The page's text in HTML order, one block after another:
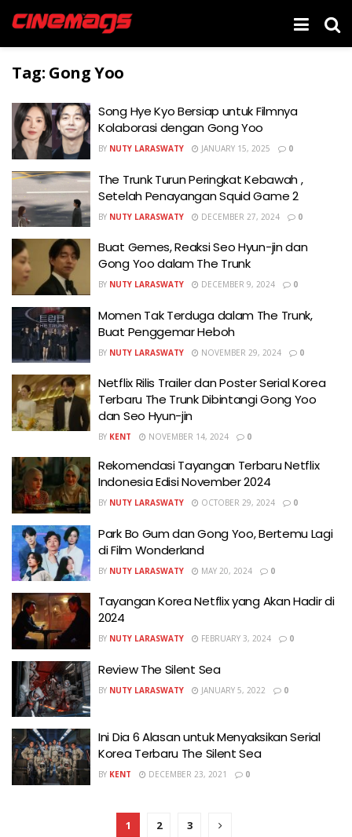
Tag: Gong Yoo
Song Hye Kyo Bersiap untuk Filmnya
Kolaborasi dengan Gong Yoo
BY NUTY LARASWATY JANUARY 15, 2025 0
The Trunk Turun Peringkat Kebawah ,
Setelah Penayangan Squid Game 2
BY NUTY LARASWATY DECEMBER 27, 2024 0
Buat Gemes, Reaksi Seo Hyun-jin dan
Gong Yoo dalam The Trunk
BY NUTY LARASWATY DECEMBER 9, 2024 0
Momen Tak Terduga dalam The Trunk,
Buat Penggemar Heboh
BY NUTY LARASWATY NOVEMBER 29, 2024 0
Netflix Rilis Trailer dan Poster Serial Korea
Terbaru The Trunk Dibintangi Gong Yoo
dan Seo Hyun-jin
BY KENT NOVEMBER 14, 2024 0
Rekomendasi Tayangan Terbaru Netflix
Indonesia Edisi November 2024
BY NUTY LARASWATY OCTOBER 29, 2024 0
Park Bo Gum dan Gong Yoo, Bertemu Lagi
di Film Wonderland
BY NUTY LARASWATY MAY 20, 2024 0
Tayangan Korea Netflix yang Akan Hadir di
2024
BY NUTY LARASWATY FEBRUARY 3, 2024 0
Review The Silent Sea
BY NUTY LARASWATY JANUARY 5, 2022 0
Ini Dia 6 Alasan untuk Menyaksikan Serial
Korea Terbaru The Silent Sea
BY KENT DECEMBER 23, 2021 0
1 2 3